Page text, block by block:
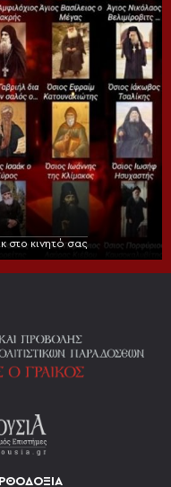
στο κινητό σας